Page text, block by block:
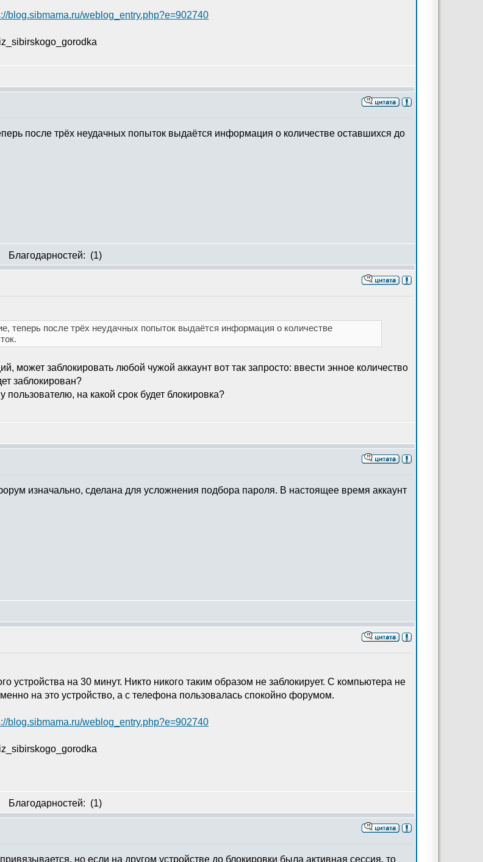
blog.sibmama.ru/weblog_entry.php?e=902740
после трёх неудачных попыток выдаётся информация о количестве оставшихся до
Благодарностей: (1)
теперь после трёх неудачных попыток выдаётся информация о количестве
может заблокировать любой чужой аккаунт вот так запросто: ввести энное количество
заблокирован?
пользователю, на какой срок будет блокировка?
изначально, сделана для усложнения подбора пароля. В настоящее время аккаунт
устройства на 30 минут. Никто никого таким образом не заблокирует. С компьютера не
на это устройство, а с телефона пользовалась спокойно форумом.
blog.sibmama.ru/weblog_entry.php?e=902740
Благодарностей: (1)
но если на другом устройстве до блокировки была активная сессия, то